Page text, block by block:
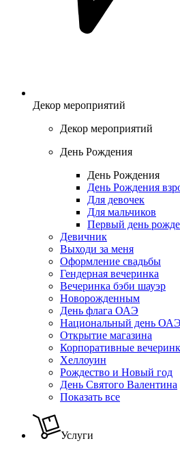
Декор мероприятий
Декор мероприятий
День Рождения
День Рождения
День Рождения
Для девочек
Для мальчиков
Первый день
Девичник
Выходи за меня
Оформление свадьбы
Гендерная вечеринка
Вечеринка бэби шауэр
Новорожденным
День флага ОАЭ
Национальный день ОАЭ
Открытие магазина
Корпоративные
Хеллоуин
Рождество и Новый год
День Святого Валентина
Показать все
Услуги